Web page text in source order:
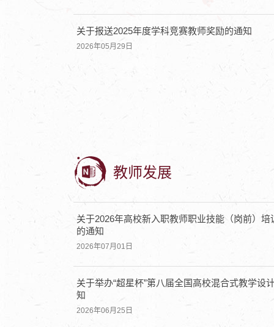
关于报送2025年度学科竞赛教师奖励的通知
2026年05月29日
教师发展
关于2026年高校新入职教师职业技能（岗前）
的通知
2026年07月01日
关于举办“超星杯”第八届全国高校混合式教学设
知
2026年06月25日